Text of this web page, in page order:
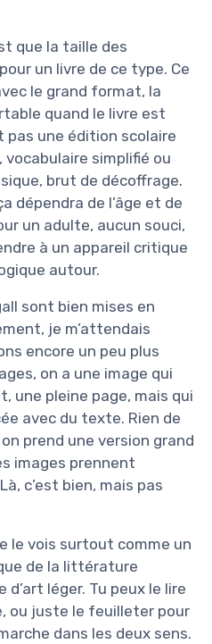
que la taille des
un livre de ce type. Ce
le grand format, la
quand le livre est
pas une édition scolaire
simplifié ou
brut de décoffrage.
dépendra de l’âge et de
un adulte, aucun souci,
à un appareil critique
autour.
sont bien mises en
je m’attendais
encore un peu plus
on a une image qui
une pleine page, mais qui
avec du texte. Rien de
prend une version grand
images prennent
c’est bien, mais pas
le vois surtout comme un
de la littérature
léger. Tu peux le lire
ou juste le feuilleter pour
dans les deux sens.